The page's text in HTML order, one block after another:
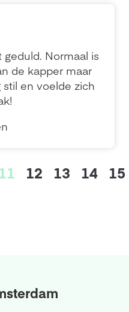
Normaal is
de kapper maar
en voelde zich
11 12 13 14 15